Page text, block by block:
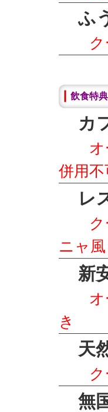
ふ
飲食特
カ
併用不
レ
ニャ
新
き
天
無